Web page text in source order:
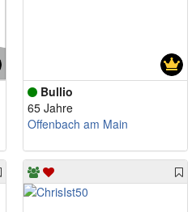
Bullio
65 Jahre
Offenbach am Main